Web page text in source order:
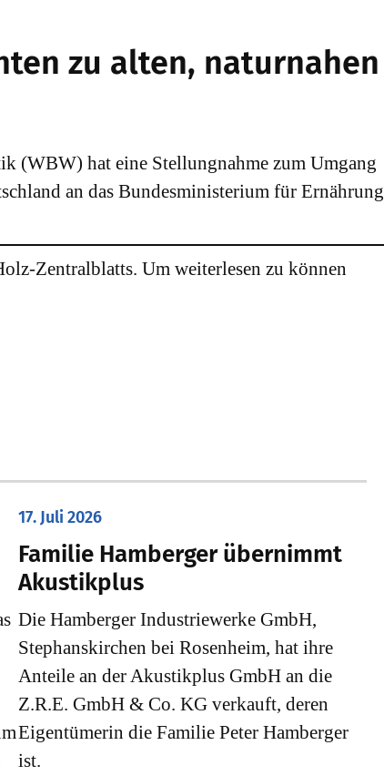
zu alten, naturnahen
(WBW) hat eine Stellungnahme zum Umgang
an das Bundesministerium für Ernährung
Zentralblatts. Um weiterlesen zu können
17. Juli 2026
Familie Hamberger übernimmt
Akustikplus
Die Hamberger Industriewerke GmbH,
Stephanskirchen bei Rosenheim, hat ihre
Anteile an der Akustikplus GmbH an die
Z.R.E. GmbH & Co. KG verkauft, deren
Eigentümerin die Familie Peter Hamberger
ist.